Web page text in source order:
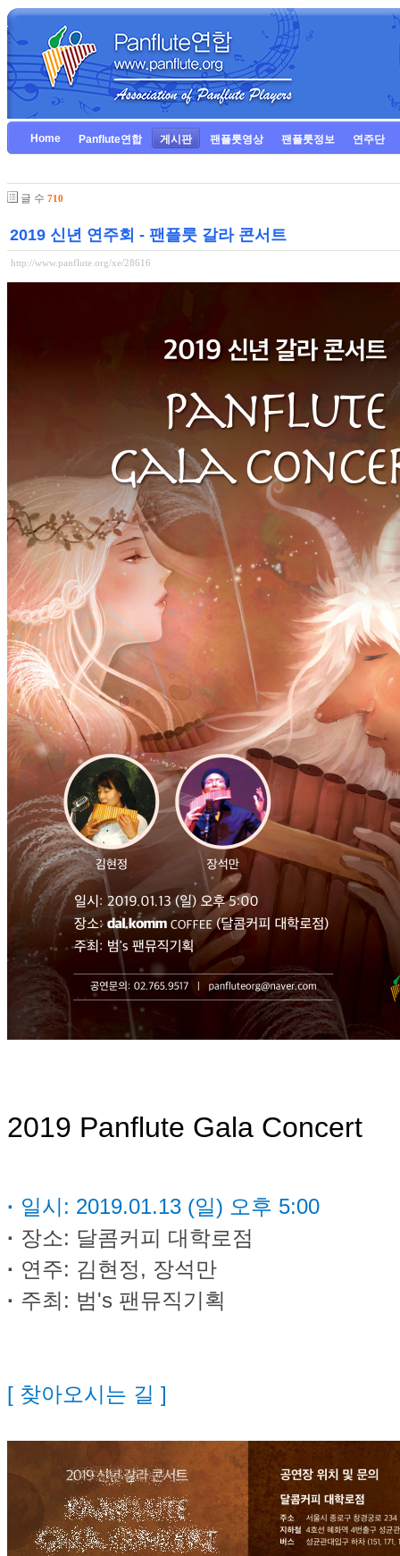
Home Panflute연합 게시판 팬플룻영상 팬플룻정보 연주단
글 수 710
2019 신년 연주회 - 팬플룻 갈라 콘서트
http://www.panflute.org/xe/28616
2019 Panflute Gala Concert
· 일시: 2019.01.13 (일) 오후 5:00
· 장소: 달콤커피 대학로점
· 연주: 김현정, 장석만
· 주최: 범's 팬뮤직기획
[ 찾아오시는 길 ]